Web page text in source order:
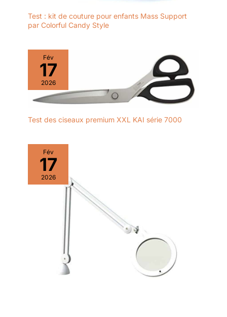
Test : kit de couture pour enfants Mass Support
par Colorful Candy Style
Fév
17
2026
Test des ciseaux premium XXL KAI série 7000
Fév
17
2026